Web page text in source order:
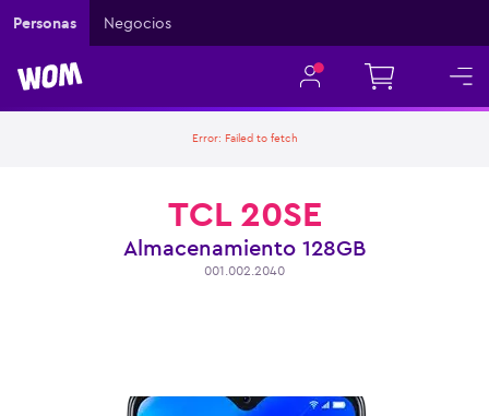
Personas Negocios
Error: Failed to fetch
TCL 20SE
Almacenamiento 128GB
001.002.2040